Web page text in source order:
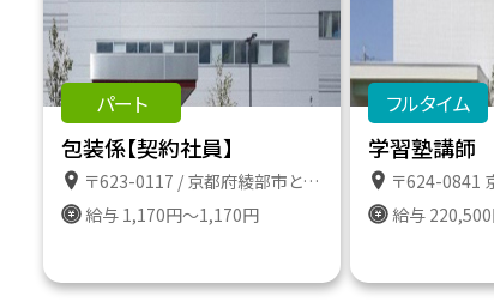
パート
包装係【契約社員】
〒623-0117 / 京都府綾部市とよさか町１２番２
給与 1,170円～1,170円
フルタイム
学習塾講師
〒624-0841 京都府舞
給与